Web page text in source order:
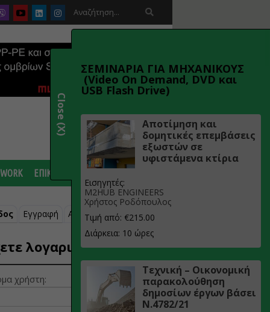

ΕΠΙΚΟΙΝΩΝΙΑ
Εγγραφή Ανάκτηση κωδικού
λογαριασμό;
χρήστη:
ΣΕΜΙΝΑΡΙΑ ΓΙΑ ΜΗΧΑΝΙΚΟΥΣ
(Video On Demand, DVD και
USB Flash Drive)
Αποτίμηση και
δομητικές επεμβάσεις
εξωστών σε
υφιστάμενα κτίρια
Εισηγητές:
M2HUB ENGINEERS
Χρήστος Ροδόπουλος
Τιμή από: €215.00
Διάρκεια: 10 ώρες
Τεχνική – Οικονομική
παρακολούθηση
δημοσίων έργων βάσει
Ν.4782/21
Close (X)